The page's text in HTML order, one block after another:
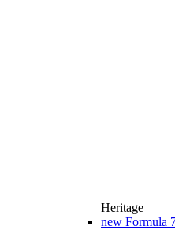
Heritage
new Formula